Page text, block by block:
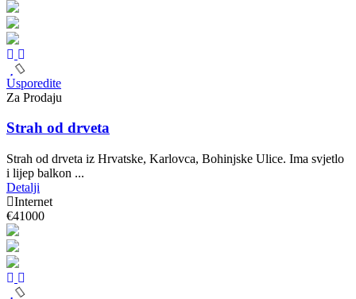
Usporedite
Za Prodaju
Strah od drveta
Strah od drveta iz Hrvatske, Karlovca, Bohinjske Ulice. Ima svjetlo
i lijep balkon ...
Detalji
Internet
€41000